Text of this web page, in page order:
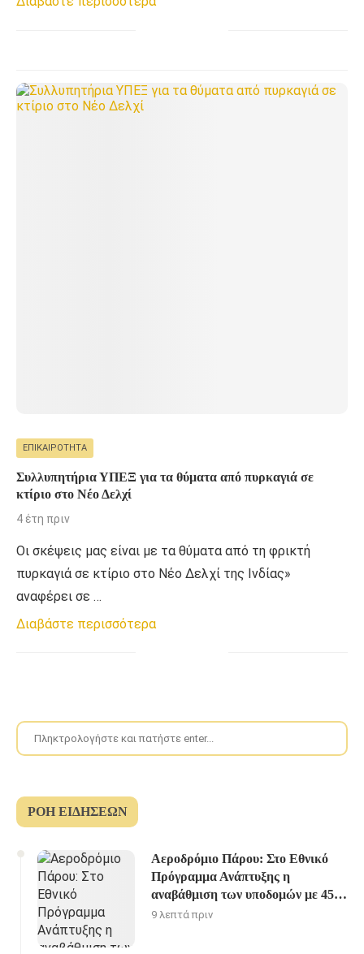
ΕΠΙΚΑΙΡΌΤΗΤΑ
Συλλυπητήρια ΥΠΕΞ για τα θύματα από πυρκαγιά σε
κτίριο στο Νέο Δελχί
4 έτη πριν
Οι σκέψεις μας είναι με τα θύματα από τη φρικτή
πυρκαγιά σε κτίριο στο Νέο Δελχί της Ινδίας»
αναφέρει σε …
Διαβάστε περισσότερα
ΡΟΉ ΕΙΔΉΣΕΩΝ
Αεροδρόμιο Πάρου: Στο Εθνικό
Πρόγραμμα Ανάπτυξης η
αναβάθμιση των υποδομών με 45,4
εκατ. ευρώ
9 λεπτά πριν